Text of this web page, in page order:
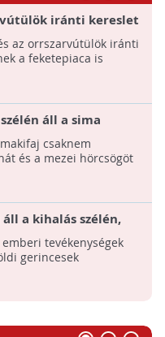
iránti kereslet
nőtt
az orrszarvútülök iránti
a feketepiaca is
áll a sima
csaknem
és a mezei hörcsögöt
a kihalás szélén,
tevékenységek
gerincesek